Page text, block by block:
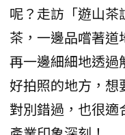
呢？走訪「遊山
茶，一邊品嚐著道
再一邊細細地透過
好拍照的地方，想
對別錯過，也很